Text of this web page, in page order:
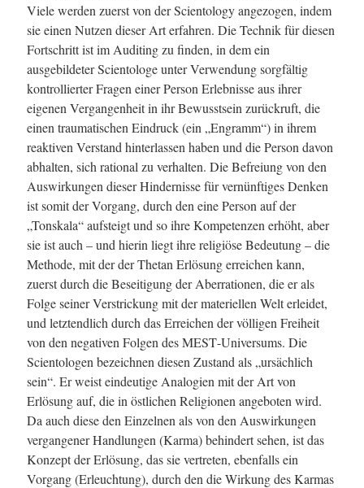
Viele werden zuerst von der Scientology angezogen, indem
sie einen Nutzen dieser Art erfahren. Die Technik für diesen
Fortschritt ist im Auditing zu finden, in dem ein
ausgebildeter Scientologe unter Verwendung sorgfältig
kontrollierter Fragen einer Person Erlebnisse aus ihrer
eigenen Vergangenheit in ihr Bewusstsein zurückruft, die
einen traumatischen Eindruck (ein „Engramm“) in ihrem
reaktiven Verstand hinterlassen haben und die Person davon
abhalten, sich rational zu verhalten. Die Befreiung von den
Auswirkungen dieser Hindernisse für vernünftiges Denken
ist somit der Vorgang, durch den eine Person auf der
„Tonskala“ aufsteigt und so ihre Kompetenzen erhöht, aber
sie ist auch – und hierin liegt ihre religiöse Bedeutung – die
Methode, mit der der Thetan Erlösung erreichen kann,
zuerst durch die Beseitigung der Aberrationen, die er als
Folge seiner Verstrickung mit der materiellen Welt erleidet,
und letztendlich durch das Erreichen der völligen Freiheit
von den negativen Folgen desMEST-Universums. Die
Scientologen bezeichnen diesen Zustand als „ursächlich
sein“. Er weist eindeutige Analogien mit der Art von
Erlösung auf, die in östlichen Religionen angeboten wird.
Da auch diese den Einzelnen als von den Auswirkungen
vergangener Handlungen (Karma) behindert sehen, ist das
Konzept der Erlösung, das sie vertreten, ebenfalls ein
Vorgang (Erleuchtung), durch den die Wirkung des Karmas